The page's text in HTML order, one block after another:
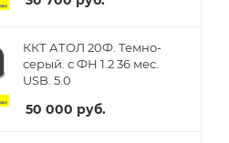
ККТ АТОЛ 20Ф. Темно-
серый. с ФН 1.2 36 мес.
USB. 5.0
50 000 руб.